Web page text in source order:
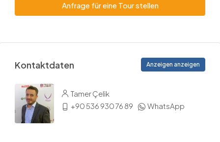
Anfrage für eine Tour stellen
Kontaktdaten Anzeigen anzeigen
Tamer Çelik
+90 536 930 76 89
WhatsApp